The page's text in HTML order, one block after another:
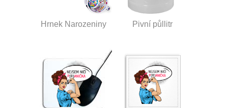
Hrnek Narozeniny Pivní půllitr